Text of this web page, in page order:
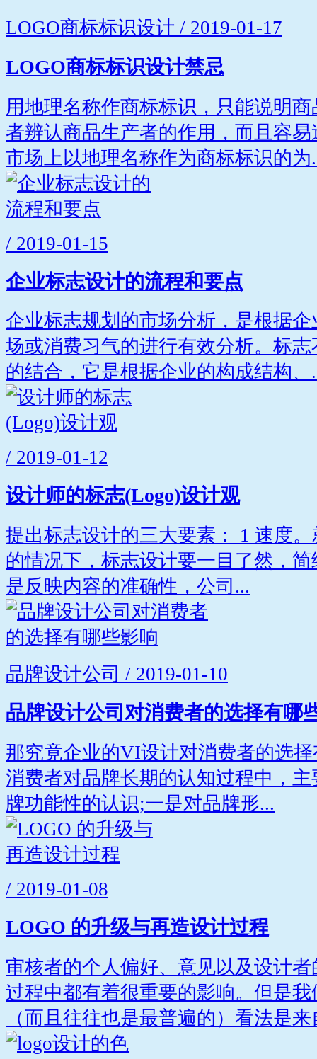
LOGO商标标识设计 / 2019-01-17
LOGO商标标识设计禁忌
用地理名称作商标标识，只能说明
者辨认商品生产者的作用，而且容
市场上以地理名称作为商标标识的为
/ 2019-01-15
企业标志设计的流程和要点
企业标志规划的市场分析，是根据
场或消费习气的进行有效分析。标
的结合，它是根据企业的构成结构、
/ 2019-01-12
设计师的标志(Logo)设计观
提出标志设计的三大要素： 1 速度
的情况下，标志设计要一目了然，
是反映内容的准确性，公司...
品牌设计公司 / 2019-01-10
品牌设计公司对消费者的选择有哪
那究竟企业的VI设计对消费者的选
消费者对品牌长期的认知过程中，
牌功能性的认识;一是对品牌形...
/ 2019-01-08
LOGO 的升级与再造设计过程
审核者的个人偏好、意见以及设计
过程中都有着很重要的影响。但是
（而且往往也是最普遍的）看法是来